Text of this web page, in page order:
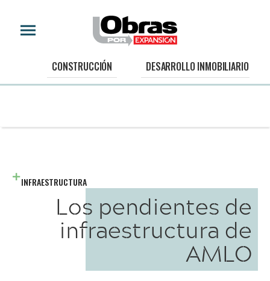
CONSTRUCCIÓN DESARROLLO INMOBILIARIO
INFRAESTRUCTURA
Los pendientes de
infraestructura de
AMLO